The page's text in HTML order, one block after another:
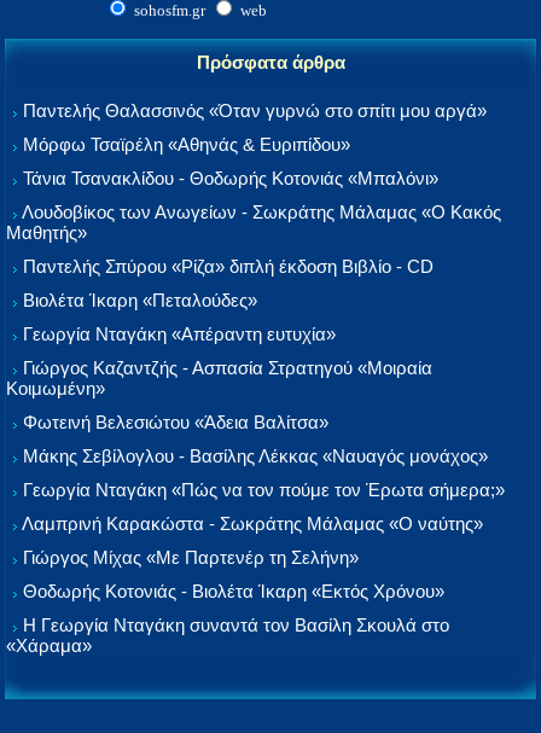
sohosfm.gr web
Πρόσφατα άρθρα
Παντελής Θαλασσινός «Όταν γυρνώ στο σπίτι μου αργά»
Μόρφω Τσαϊρέλη «Αθηνάς & Ευριπίδου»
Τάνια Τσανακλίδου - Θοδωρής Κοτονιάς «Μπαλόνι»
Λουδοβίκος των Ανωγείων - Σωκράτης Μάλαμας «Ο Κακός
Μαθητής»
Παντελής Σπύρου «Ρίζα» διπλή έκδοση Βιβλίο - CD
Βιολέτα Ίκαρη «Πεταλούδες»
Γεωργία Νταγάκη «Aπέραντη ευτυχία»
Γιώργος Καζαντζής - Ασπασία Στρατηγού «Μοιραία
Κοιμωμένη»
Φωτεινή Βελεσιώτου «Άδεια Βαλίτσα»
Μάκης Σεβίλογλου - Βασίλης Λέκκας «Ναυαγός μονάχος»
Γεωργία Νταγάκη «Πώς να τον πούμε τον Έρωτα σήμερα;»
Λαμπρινή Καρακώστα - Σωκράτης Μάλαμας «Ο ναύτης»
Γιώργος Μίχας «Με Παρτενέρ τη Σελήνη»
Θοδωρής Κοτονιάς - Βιολέτα Ίκαρη «Εκτός Χρόνου»
Η Γεωργία Νταγάκη συναντά τον Βασίλη Σκουλά στο
«Χάραμα»